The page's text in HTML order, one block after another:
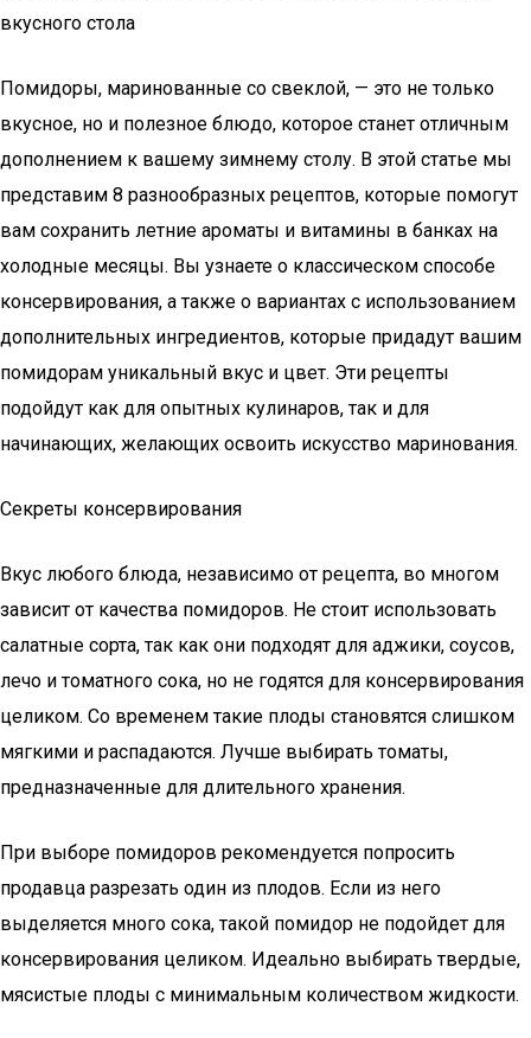
вкусного стола
Помидоры, маринованные со свеклой, — это не только
вкусное, но и полезное блюдо, которое станет отличным
дополнением к вашему зимнему столу. В этой статье мы
представим 8 разнообразных рецептов, которые помогут
вам сохранить летние ароматы и витамины в банках на
холодные месяцы. Вы узнаете о классическом способе
консервирования, а также о вариантах с использованием
дополнительных ингредиентов, которые придадут вашим
помидорам уникальный вкус и цвет. Эти рецепты
подойдут как для опытных кулинаров, так и для
начинающих, желающих освоить искусство маринования.
Секреты консервирования
Вкус любого блюда, независимо от рецепта, во многом
зависит от качества помидоров. Не стоит использовать
салатные сорта, так как они подходят для аджики, соусов,
лечо и томатного сока, но не годятся для консервирования
целиком. Со временем такие плоды становятся слишком
мягкими и распадаются. Лучше выбирать томаты,
предназначенные для длительного хранения.
При выборе помидоров рекомендуется попросить
продавца разрезать один из плодов. Если из него
выделяется много сока, такой помидор не подойдет для
консервирования целиком. Идеально выбирать твердые,
мясистые плоды с минимальным количеством жидкости.